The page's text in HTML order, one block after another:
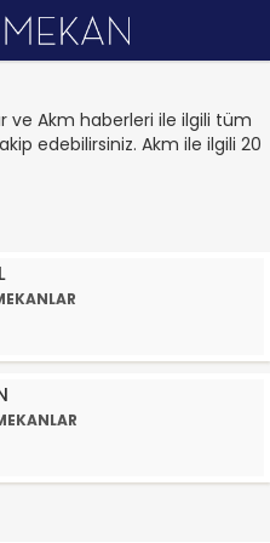
ve Akm haberleri ile ilgili tüm
edebilirsiniz. Akm ile ilgili 20